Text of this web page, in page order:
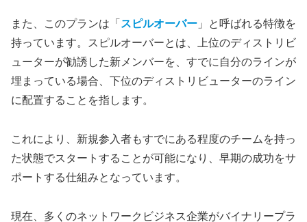
また、このプランは「 スピルオーバー 」と呼ばれる特徴を
持っています。スピルオーバーとは、上位のディストリビ
ューターが勧誘した新メンバーを、すでに自分のラインが
埋まっている場合、下位のディストリビューターのライン
に配置することを指します。
これにより、新規参入者もすでにある程度のチームを持っ
た状態でスタートすることが可能になり、早期の成功をサ
ポートする仕組みとなっています。
現在、多くのネットワークビジネス企業がバイナリープラ